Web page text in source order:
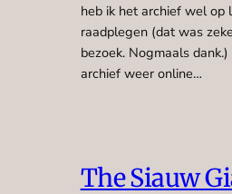
heb ik het archief wel op
raadplegen (dat was
bezoek. Nogmaals
archief weer online…
The Siauw